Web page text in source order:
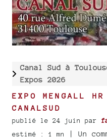
Canal Sud à
Expos 2026
EXPO MENGALL
CANALSUD
publié le 24 juin par
estimé : 1 mn
| Un